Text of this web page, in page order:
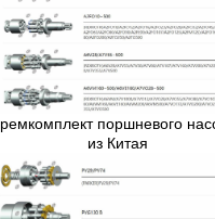
ремкомплект поршневого
из Китая